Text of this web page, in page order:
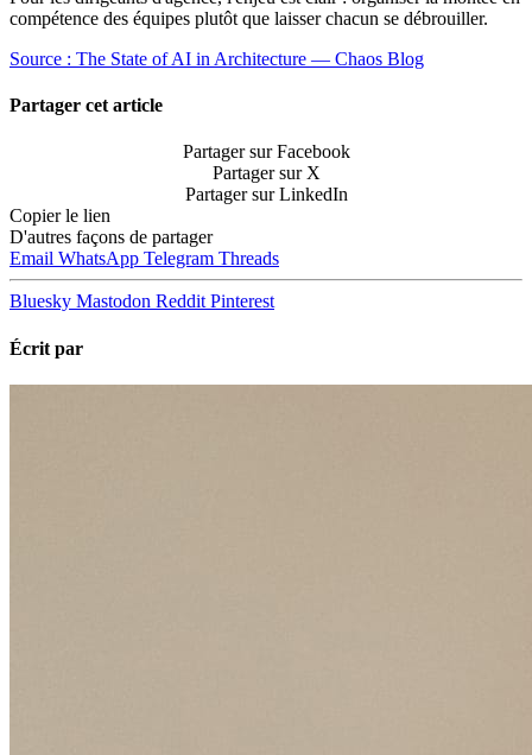
compétence des équipes plutôt que laisser chacun se débrouiller.
Source : The State of AI in Architecture — Chaos Blog
Partager cet article
Partager sur Facebook
Partager sur X
Partager sur LinkedIn
Copier le lien
D'autres façons de partager
Email WhatsApp Telegram Threads
Bluesky Mastodon RedditPinterest
Écrit par